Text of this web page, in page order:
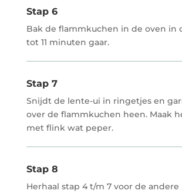
Stap 6
Bak de flammkuchen in de oven in
tot 11 minuten gaar.
Stap 7
Snijdt de lente-ui in ringetjes en
over de flammkuchen heen. Maak
met flink wat peper.
Stap 8
Herhaal stap 4 t/m 7 voor de andere